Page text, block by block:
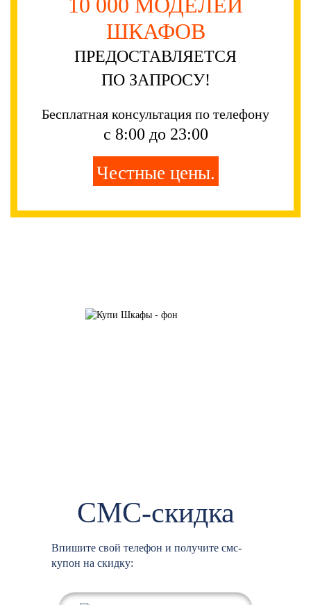
ШКАФОВ
ПРЕДОСТАВЛЯЕТСЯ
ПО ЗАПРОСУ!
Бесплатная консультация по телефону
с 8:00 до 23:00
Честные цены.
СМС-скидка
Впишите свой телефон и получите смс-
купон на скидку: